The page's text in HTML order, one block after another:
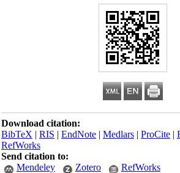
Download citation:
BibTeX|RIS|EndNote|Medlars|ProCite
RefWorks
Send citation to:
Mendeley
Zotero RefWorks